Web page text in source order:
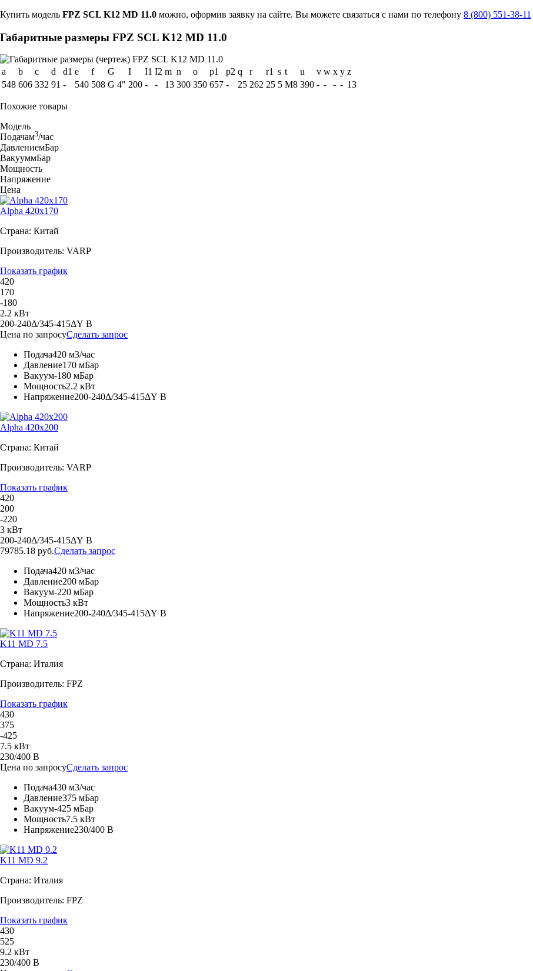
Купить модель FPZ SCL K12 MD 11.0 можно, оформив заявку на сайте. Вы можете связаться с нами по телефону 8 (800) 551-38-11
Габаритные размеры FPZ SCL K12 MD 11.0
a b c d d1 e f G I I1 I2 m n o p1 p2 q r r1 s t u v w x y z
548 606 332 91 - 540 508 G 4" 200 - - 13 300 350 657 - 25 262 25 5 M8 390 - - - - 13
Похожие товары
Модель
Подачам3/час
ДавлениемБар
ВакууммБар
Мощность
Напряжение
Цена
Alpha 420x170
Страна: Китай
Производитель: VARP
Показать график
420
170
-180
2.2 кВт
200-240Δ/345-415ΔY В
Цена по запросуСделать запрос
Подача420 м3/час
Давление170 мБар
Вакуум-180 мБар
Мощность2.2 кВт
Напряжение200-240Δ/345-415ΔY В
Alpha 420x200
Страна: Китай
Производитель: VARP
Показать график
420
200
-220
3 кВт
200-240Δ/345-415ΔY В
79785.18 руб.Сделать запрос
Подача420 м3/час
Давление200 мБар
Вакуум-220 мБар
Мощность3 кВт
Напряжение200-240Δ/345-415ΔY В
K11 MD 7.5
Страна: Италия
Производитель: FPZ
Показать график
430
375
-425
7.5 кВт
230/400 В
Цена по запросуСделать запрос
Подача430 м3/час
Давление375 мБар
Вакуум-425 мБар
Мощность7.5 кВт
Напряжение230/400 В
K11 MD 9.2
Страна: Италия
Производитель: FPZ
Показать график
430
525
9.2 кВт
230/400 В